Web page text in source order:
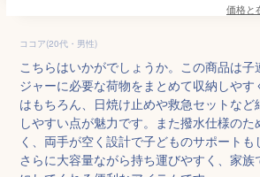
価格と
ココア(20代・男性)
こちらはいかがでしょうか。この商品は子
ジャーに必要な荷物をまとめて収納しや
はもちろん、日焼け止めや救急セットなど
しやすい点が魅力です。また撥水仕様の
く、両手が空く設計で子どものサポートも
さらに大容量ながら持ち運びやすく、家